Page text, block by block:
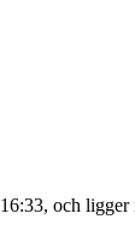
och ligger